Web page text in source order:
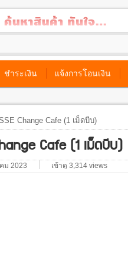
ชำระเงิน แจ้งการโอนเงิน
Change Cafe (1 เม็ดบีบ)
Cafe (1 เม็ดบีบ)
ม 2023 เข้าดู 3,314 views